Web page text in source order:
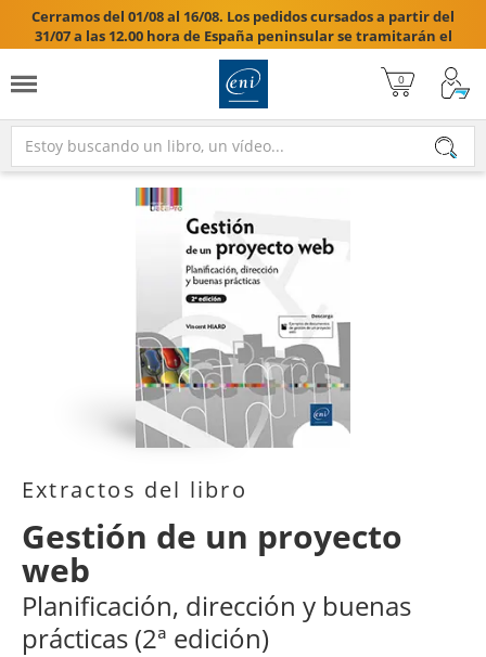
Cerramos del 01/08 al 16/08. Los pedidos cursados a partir del
31/07 a las 12.00 hora de España peninsular se tramitarán el
17/08/2026.

Extractos del libro
Gestión de un proyecto
web
Planificación, dirección y buenas
prácticas (2ª edición)